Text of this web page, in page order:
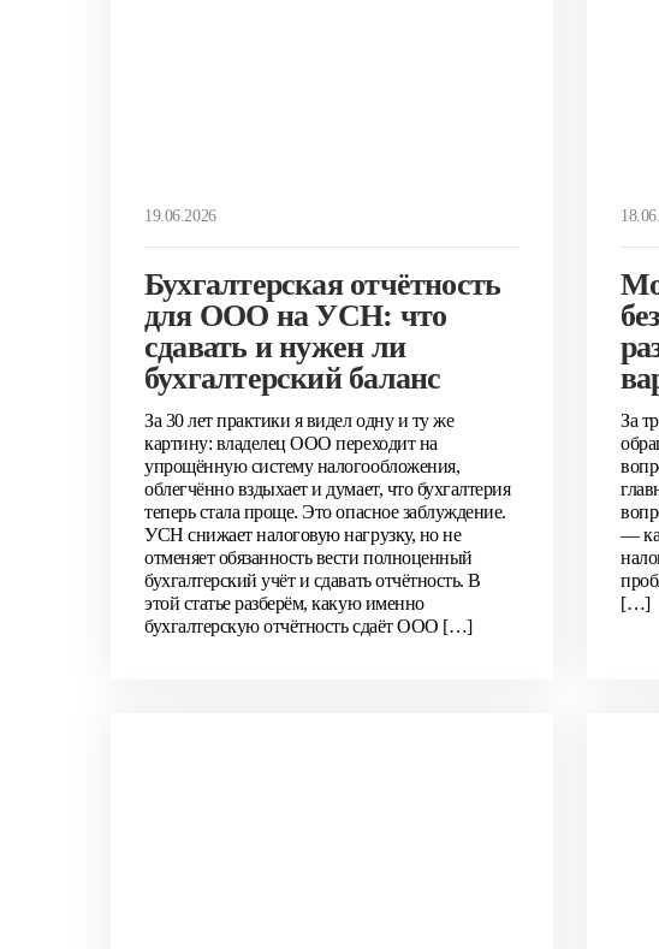
19.06.2026
Бухгалтерская отчётность
для ООО на УСН: что
сдавать и нужен ли
бухгалтерский баланс
За 30 лет практики я видел одну и ту же
картину: владелец ООО переходит на
упрощённую систему налогообложения,
облегчённо вздыхает и думает, что бухгалтерия
теперь стала проще. Это опасное заблуждение.
УСН снижает налоговую нагрузку, но не
отменяет обязанность вести полноценный
бухгалтерский учёт и сдавать отчётность. В
этой статье разберём, какую именно
бухгалтерскую отчётность сдаёт ООО […]
За
—
[…]